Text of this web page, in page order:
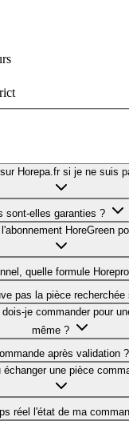
Horepa.fr si je ne suis
sont-elles garanties ?
HoreGreen
quelle formule
pas la pièce
je commander pour
même ?
après validation ?
échanger une pièce
réel l'état de ma